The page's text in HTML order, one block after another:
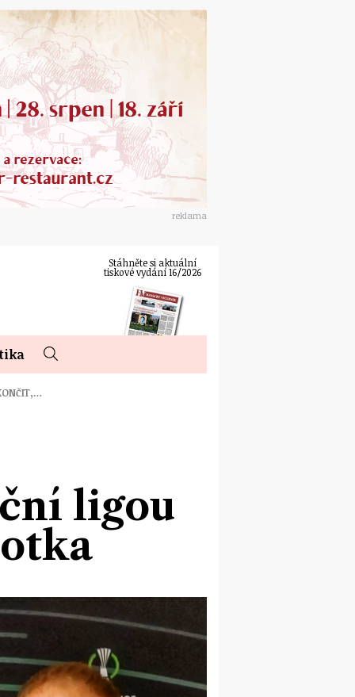
reklama
Stáhněte si aktuální
tiskové vydání 16/2026
ligou